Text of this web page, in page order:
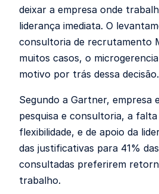
deixar a empresa onde
liderança imediata. O
consultoria de recrutamento
muitos casos, o
motivo por trás dessa decisão.
Segundo a Gartner, empresa
pesquisa e consultoria, a
flexibilidade, e de apoio da
das justificativas para 41%
consultadas preferirem
trabalho.